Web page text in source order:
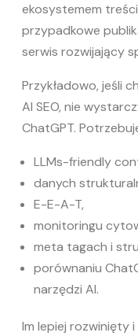
ekosystemem
przypadkowe
serwis rozwijający
Przykładowo, jeśli
AI SEO, nie
ChatGPT.
LLMs-friendly
danych
E-E-A-T,
monitoringu
meta tagach i
porównaniu
narzędzi AI.
Im lepiej rozwinięty